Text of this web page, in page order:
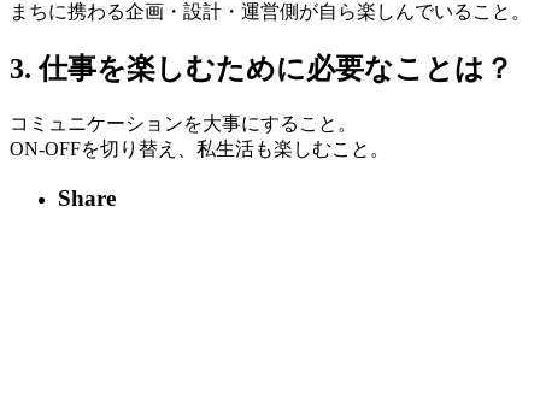
まちに携わる企画・設計・運営側が自ら楽しんでいること。
3. 仕事を楽しむために必要なことは？
コミュニケーションを大事にすること。
ON-OFFを切り替え、私生活も楽しむこと。
Share